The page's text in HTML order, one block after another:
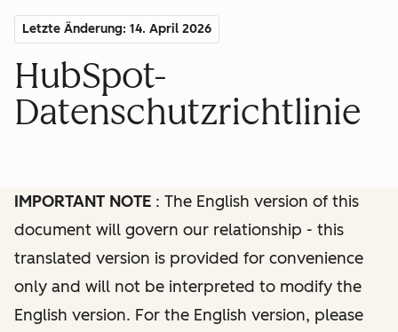
Letzte Änderung: 14. April 2026
HubSpot-
Datenschutzrichtlinie
IMPORTANT NOTE : The English version of this
document will govern our relationship - this
translated version is provided for convenience
only and will not be interpreted to modify the
English version. For the English version, please